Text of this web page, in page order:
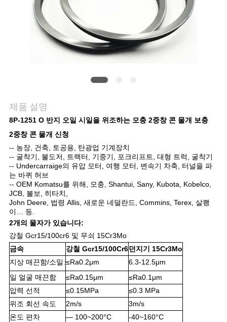
PRIVACY
POLICY
제품 설명
8P-1251 O 반지 오일 시일을 위조하는 모충 2중창 콘 물개 보충
2중창 콘 물개 신청
-- 농장, 건축, 토공용, 탄광업 기계장치
-- 굴착기, 불도저, 트랙터, 기중기, 포크리프트, 대형 트럭, 굴착기
-- Undercarraige의 유압 모터, 여행 모터, 변속기 차축, 터널을 파
는 바퀴 허브
-- OEM Komatsu를 위해, 모충, Shantui, Sany, Kubota, Kobelco,
JCB, 볼보, 히타치,
John Deere, 법령 Allis, 새로운 네덜란드, Commins, Terex, 살쾡
이… 등.
2개의 물자가 있습니다:
강철 Gcr15/100cr6 및 무쇠 15Cr3Mo
금속
강철 Gcr15/100Cr6던지기 15Cr3Mo
지상 매끈함/소밀:≤Ra0.2μm
6.3-12.5μm
일 얼굴 매끈함
≤Ra0.15μm
≤Ra0.1μm
압력 선적
≤0.15MPa
≤0.3 MPa
위조 회선 속도
2m/s
3m/s
온도 편차
— 100~200°C
-40~160°C